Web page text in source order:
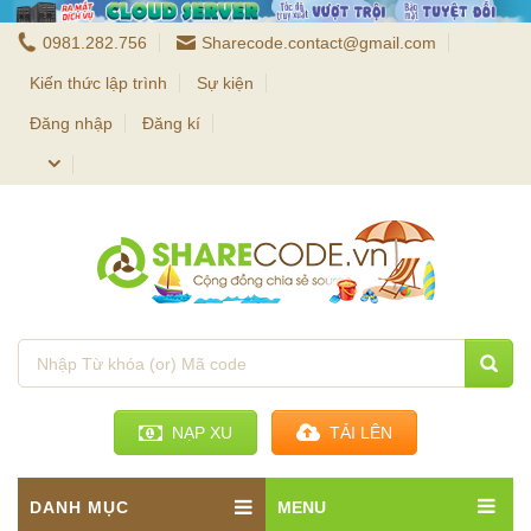
0981.282.756 Sharecode.contact@gmail.com
Kiến thức lập trình Sự kiện
Đăng nhập Đăng kí
NẠP XU TẢI LÊN
DANH MỤC MENU